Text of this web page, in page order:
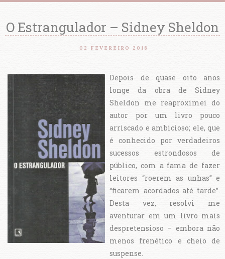
O Estrangulador – Sidney Sheldon
02 FEVEREIRO 2018
Depois de quase oito anos
longe da obra de Sidney
Sheldon me reaproximei do
autor por um livro pouco
arriscado e ambicioso; ele, que
é conhecido por verdadeiros
sucessos estrondosos de
público, com a fama de fazer
leitores “roerem as unhas” e
“ficarem acordados até tarde”.
Desta vez, resolvi me
aventurar em um livro mais
despretensioso – embora não
menos frenético e cheio de
suspense.